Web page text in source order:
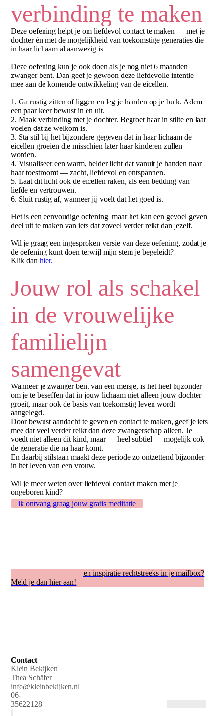
verbinding te maken
Deze oefening helpt je om liefdevol contact te maken — met je
dochter én met de mogelijkheid van toekomstige generaties die
in haar lichaam al aanwezig is.
Deze oefening kun je ook doen als je nog niet 6 maanden
zwanger bent. Dan geef je gewoon deze liefdevolle intentie
mee aan de komende ontwikkeling van de eicellen.
1. Ga rustig zitten of liggen en leg je handen op je buik. Adem
een paar keer bewust in en uit.
2. Maak verbinding met je dochter. Begroet haar in stilte en laat
voelen dat ze welkom is.
3. Sta stil bij het bijzondere gegeven dat in haar lichaam de
eicellen groeien die misschien later haar kinderen zullen
worden.
4. Visualiseer een warm, helder licht dat vanuit je handen naar
haar toestroomt — zacht, liefdevol en ontspannen.
5. Laat dit licht ook de eicellen raken, als een bedding van
liefde en vertrouwen.
6. Sluit rustig af, wanneer jij voelt dat het goed is.
Het is een eenvoudige oefening, maar het kan een gevoel geven
deel uit te maken van iets dat zoveel verder reikt dan jezelf.
Wil je graag een ingesproken versie van deze oefening, zodat je
de oefening kunt doen terwijl mijn stem je begeleidt?
Klik danhier.
Jouw rol als schakel
in de vrouwelijke
familielijn
samengevat
Wanneer je zwanger bent van een meisje, is het heel bijzonder
om je te beseffen dat in jouw lichaam niet alleen jouw dochter
groeit, maar ook de basis van toekomstig leven wordt
aangelegd.
Door bewust aandacht te geven en contact te maken, geef je iets
mee dat veel verder reikt dan deze zwangerschap alleen. Je
voedt niet alleen dit kind, maar — heel subtiel — mogelijk ook
de generatie die na haar komt.
En daarbij stilstaan maakt deze periode zo ontzettend bijzonder
in het leven van een vrouw.
Wil je meer weten over liefdevol contact maken met je
ongeboren kind?
ik ontvang graag jouw gratis meditatie
Regelmatig mijn tips en inspiratie rechtstreeks in je mailbox?
Meld je dan hier aan!
Contact
Klein Bekijken
Thea Schäfer
info@kleinbekijken.nl
06-
35622128